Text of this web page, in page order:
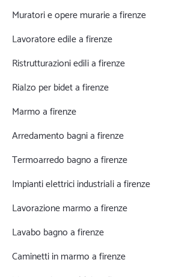
Muratori e opere murarie a firenze
Lavoratore edile a firenze
Ristrutturazioni edili a firenze
Rialzo per bidet a firenze
Marmo a firenze
Arredamento bagni a firenze
Termoarredo bagno a firenze
Impianti elettrici industriali a firenze
Lavorazione marmo a firenze
Lavabo bagno a firenze
Caminetti in marmo a firenze